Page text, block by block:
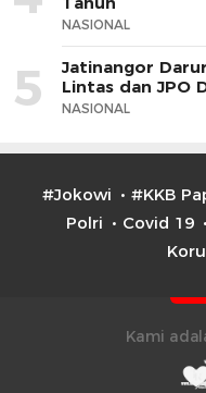
NASIONAL
5
Jatinangor
Lintas dan JPO
NASIONAL
#Jokowi #KKB
Polri
Covid 19
Kami